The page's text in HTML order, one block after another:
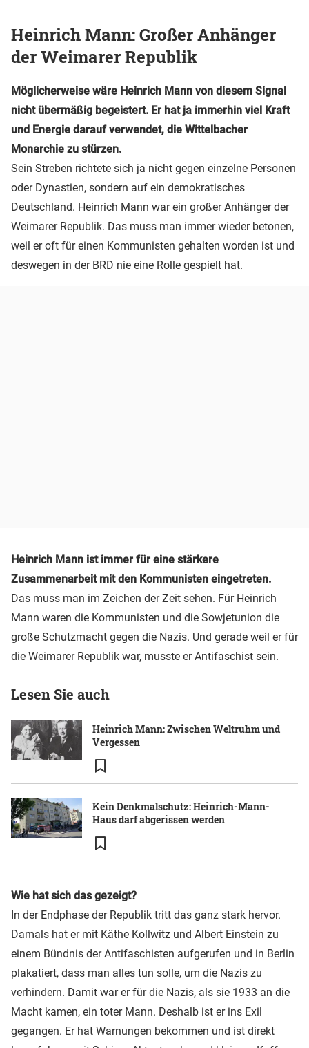
Heinrich Mann: Großer Anhänger
der Weimarer Republik
Möglicherweise wäre Heinrich Mann von diesem Signal
nicht übermäßig begeistert. Er hat ja immerhin viel Kraft
und Energie darauf verwendet, die Wittelbacher
Monarchie zu stürzen.
Sein Streben richtete sich ja nicht gegen einzelne Personen
oder Dynastien, sondern auf ein demokratisches
Deutschland. Heinrich Mann war ein großer Anhänger der
Weimarer Republik. Das muss man immer wieder betonen,
weil er oft für einen Kommunisten gehalten worden ist und
deswegen in der BRD nie eine Rolle gespielt hat.
Heinrich Mann ist immer für eine stärkere
Zusammenarbeit mit den Kommunisten eingetreten.
Das muss man im Zeichen der Zeit sehen. Für Heinrich
Mann waren die Kommunisten und die Sowjetunion die
große Schutzmacht gegen die Nazis. Und gerade weil er für
die Weimarer Republik war, musste er Antifaschist sein.
Lesen Sie auch
Heinrich Mann: Zwischen Weltruhm und
Vergessen
Kein Denkmalschutz: Heinrich-Mann-
Haus darf abgerissen werden
Wie hat sich das gezeigt?
In der Endphase der Republik tritt das ganz stark hervor.
Damals hat er mit Käthe Kollwitz und Albert Einstein zu
einem Bündnis der Antifaschisten aufgerufen und in Berlin
plakatiert, dass man alles tun solle, um die Nazis zu
verhindern. Damit war er für die Nazis, als sie 1933 an die
Macht kamen, ein toter Mann. Deshalb ist er ins Exil
gegangen. Er hat Warnungen bekommen und ist direkt